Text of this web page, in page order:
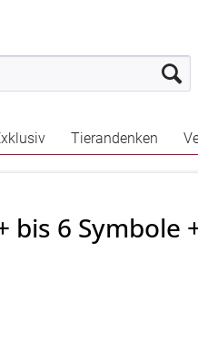
Tierandenken
bis 6 Symbole